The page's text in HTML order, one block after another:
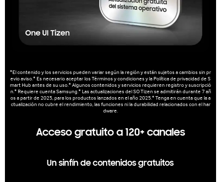
*El contenido y los servicios pueden variar según la región y están sujetos a cambios sin pr
evio aviso.* Es necesario aceptar los Términos y condiciones y la Política de privacidad de S
mart Hub antes de su uso.* Algunos contenidos y servicios requieren registro y suscripció
n.* Requiere cuenta Samsung.* Las actualizaciones del SO Tizen se admitirán durante 7 añ
os a partir de 2025, para los productos lanzados en el año 2025.* Tenga en cuenta que la a
ctualización no cubre el rendimiento, las funciones ni la durabilidad relacionados con el har
dware.
Acceso gratuito a 120+ canales
Un sinfín de contenidos gratuitos